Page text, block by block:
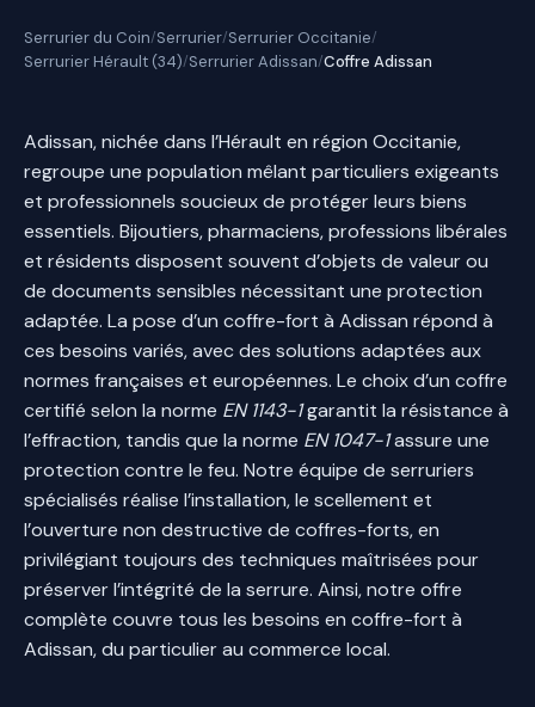
Serrurier du Coin/Serrurier/Serrurier Occitanie/
Serrurier Hérault (34)/Serrurier Adissan/Coffre Adissan
Adissan, nichée dans l’Hérault en région Occitanie,
regroupe une population mêlant particuliers exigeants
et professionnels soucieux de protéger leurs biens
essentiels. Bijoutiers, pharmaciens, professions libérales
et résidents disposent souvent d’objets de valeur ou
de documents sensibles nécessitant une protection
adaptée. La pose d’un coffre-fort à Adissan répond à
ces besoins variés, avec des solutions adaptées aux
normes françaises et européennes. Le choix d’un coffre
certifié selon la norme EN 1143-1garantit la résistance à
l’effraction, tandis que la norme EN 1047-1assure une
protection contre le feu. Notre équipe de serruriers
spécialisés réalise l’installation, le scellement et
l’ouverture non destructive de coffres-forts, en
privilégiant toujours des techniques maîtrisées pour
préserver l’intégrité de la serrure. Ainsi, notre offre
complète couvre tous les besoins en coffre-fort à
Adissan, du particulier au commerce local.